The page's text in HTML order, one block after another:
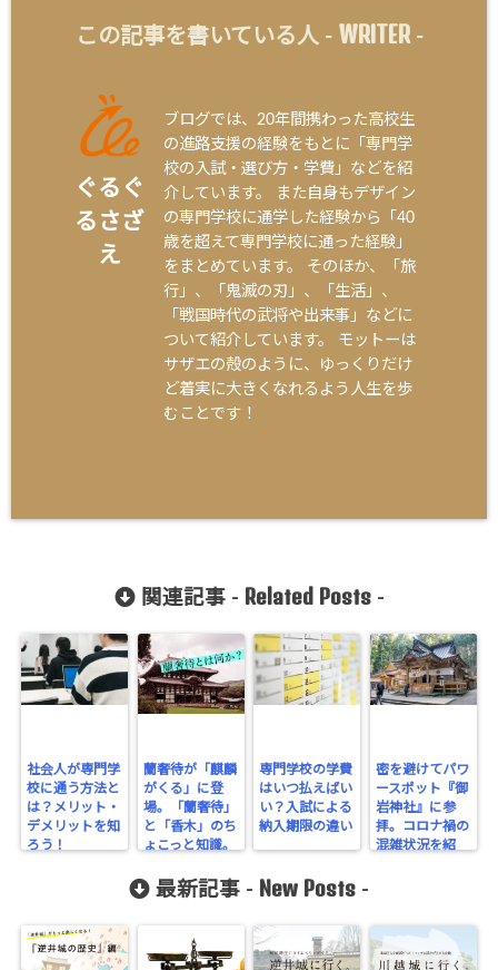
この記事を書いている人 - WRITER-
ぐるぐ
るさざ
え
ブログでは、20年間携わった高校生
の進路支援の経験をもとに「専門学
校の入試・選び方・学費」などを紹
介しています。 また自身もデザイン
の専門学校に通学した経験から「40
歳を超えて専門学校に通った経験」
をまとめています。 そのほか、「旅
行」、「鬼滅の刃」、「生活」、
「戦国時代の武将や出来事」などに
ついて紹介しています。 モットーは
サザエの殻のように、ゆっくりだけ
ど着実に大きくなれるよう人生を歩
むことです！
関連記事 - Related Posts-
社会人が専門学
校に通う方法と
は？メリット・
デメリットを知
ろう！
蘭奢待が「麒麟
がくる」に登
場。「蘭奢待」
と「香木」のち
ょこっと知識。
専門学校の学費
はいつ払えばい
い？入試による
納入期限の違い
密を避けてパワ
ースポット『御
岩神社』に参
拝。コロナ禍の
混雑状況を紹
最新記事 - New Posts -